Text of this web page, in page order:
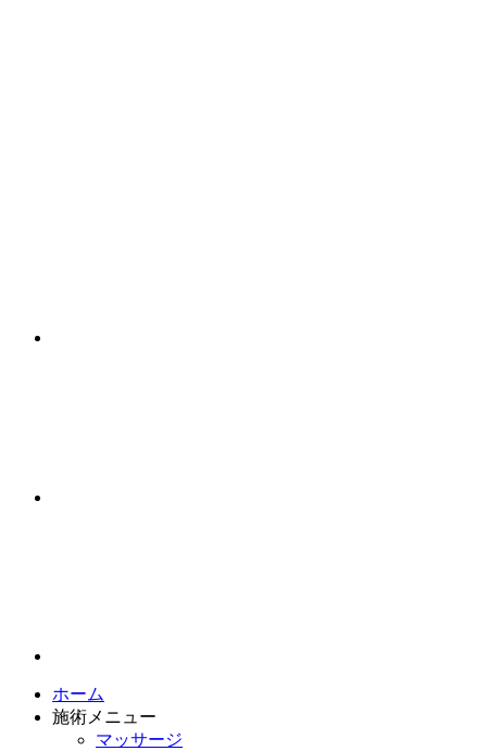
ホーム
施術メニュー
マッサージ